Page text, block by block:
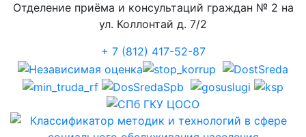
Отделение приёма и консультаций граждан № 2 на
ул. Коллонтай д. 7/2
+ 7 (812) 417-52-87